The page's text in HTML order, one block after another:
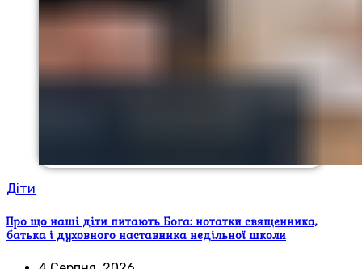
Діти
Про що наші діти питають Бога: нотатки священника,
батька і духовного наставника недільної школи